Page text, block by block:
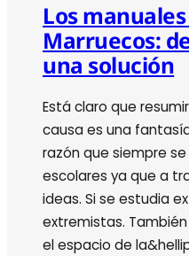
Los
Marruecos:
una solución
Está claro que
causa es una
razón que siempre
escolares ya que a
ideas. Si se estudia
extremistas.
el espacio de